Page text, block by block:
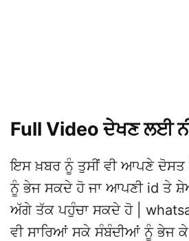
Full Video ਦੇਖਣ ਲਈ
ਇਸ ਖ਼ਬਰ ਨੂੰ ਤੁਸੀਂ ਵੀ ਆਪਣੇ ਦੋਸਤ
ਨੂੰ ਭੇਜ ਸਕਦੇ ਹੋ ਜਾ ਆਪਣੀ id ਤੇ
ਅੱਗੇ ਤੱਕ ਪਹੁੰਚਾ ਸਕਦੇ ਹੋ |
ਵੀ ਸਾਰਿਆਂ ਸਕੇ ਸੰਬੰਦੀਆਂ ਨੂੰ ਭੇਜ